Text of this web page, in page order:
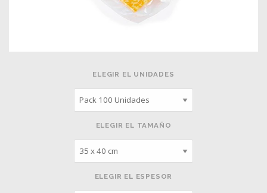
ELEGIR EL UNIDADES
ELEGIR EL TAMAÑO
ELEGIR EL ESPESOR